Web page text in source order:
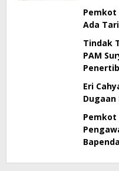
Pemkot
Ada
Tindak
PAM
Perak
Eri
Dugaan
Pemkot